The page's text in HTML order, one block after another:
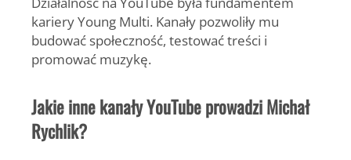
karieryYoung Multi. Kanały pozwoliły mu
budować społeczność, testować treści i
promować muzykę.
Jakie inne kanały YouTube prowadzi Michał
Rychlik?